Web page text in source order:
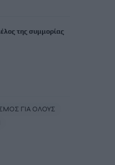
της συμμορίας
ΓΙΑ ΟΛΟΥΣ